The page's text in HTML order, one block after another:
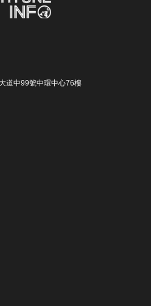
肇慶市為主體，輻射泛珠江三
的作用，極大地吸引和聚積了
資源整合協調能力突出；地理
大區地緣優勢明顯。2013年，
的城市，卻創造了全國
市群
游三大城市群之外，京津冀城
道中99號中環中心76樓